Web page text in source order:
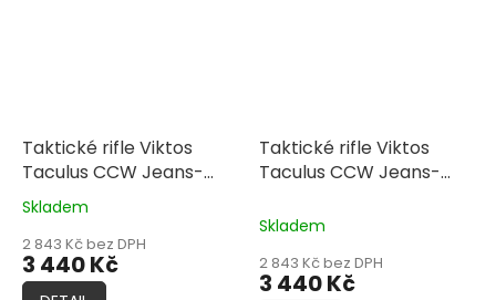
Taktické rifle Viktos
Taculus CCW Jeans-
Blue
Průměrné
produktu
je
5,0
Skladem
2 843 Kč bez DPH
3 440 Kč
Taktické rifle Viktos
Taculus CCW Jeans-
Skladem
2 843 Kč bez DPH
3 440 Kč